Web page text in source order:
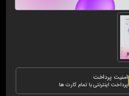
امنیت پرداخت
پرداخت اینترنتی با تمام کارت ها